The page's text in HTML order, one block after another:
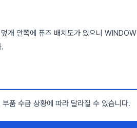
개 안쪽에 퓨즈 배치도가 있으니 WINDOW
품 수급 상황에 따라 달라질 수 있습니다.